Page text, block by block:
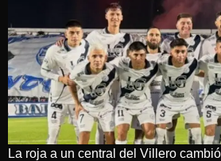
La roja a un central del Villero